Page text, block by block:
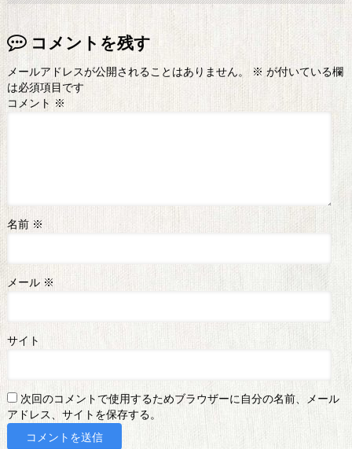
コメントを残す
メールアドレスが公開されることはありません。 ※ が付いている欄
は必須項目です
コメント ※
名前 ※
メール ※
サイト
次回のコメントで使用するためブラウザーに自分の名前、メール
アドレス、サイトを保存する。